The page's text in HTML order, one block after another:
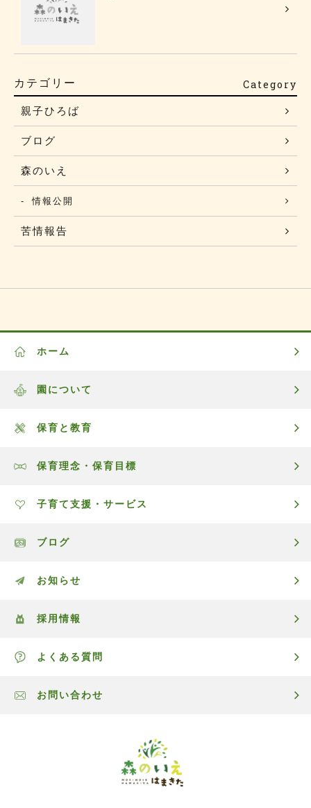
カテゴリー Category
親子ひろば
ブログ
森のいえ
情報公開
苦情報告
ホーム
園について
保育と教育
保育理念・保育目標
子育て支援・サービス
ブログ
お知らせ
採用情報
よくある質問
お問い合わせ